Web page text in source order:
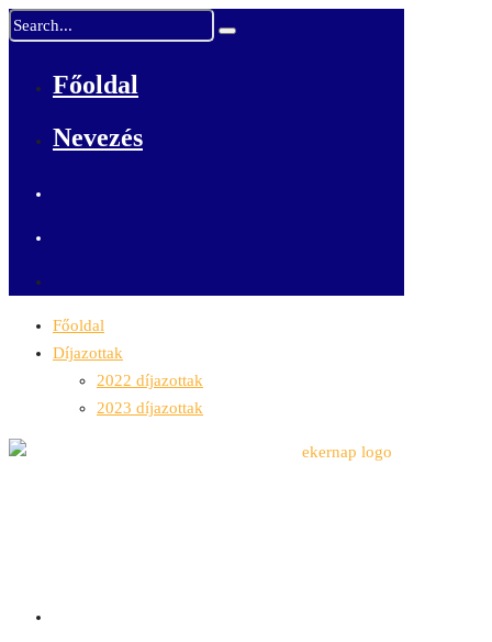
Főoldal
Nevezés
Főoldal
Díjazottak
2022 díjazottak
2023 díjazottak